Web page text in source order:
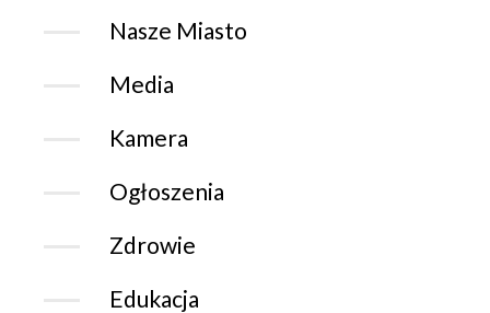
Nasze Miasto
Media
Kamera
Ogłoszenia
Zdrowie
Edukacja